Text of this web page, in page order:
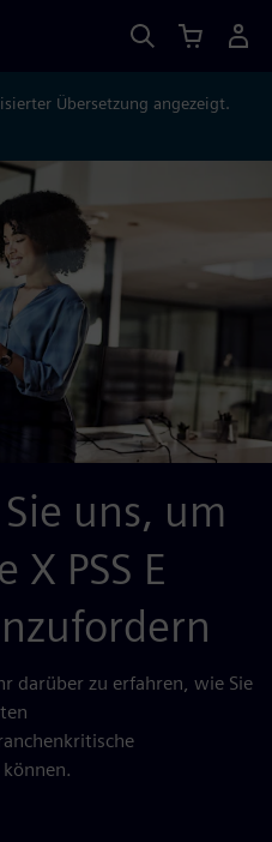
Übersetzung angezeigt.
uns, um
X PSS E
darüber zu erfahren, wie Sie